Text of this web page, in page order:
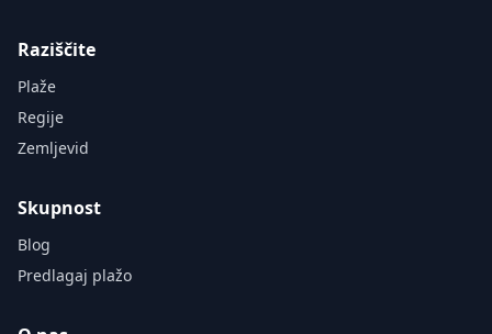
Raziščite
Plaže
Regije
Zemljevid
Skupnost
Blog
Predlagaj plažo